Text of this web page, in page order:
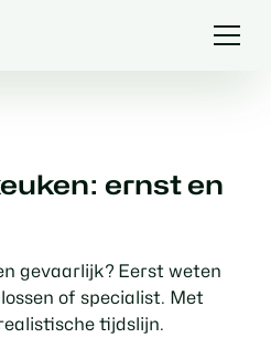
ernst en
gevaarlijk? Eerst weten
of specialist. Met
tijdslijn.